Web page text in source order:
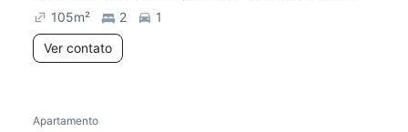
105m² 2
1
Ver contato
Redecorar
Apartamento